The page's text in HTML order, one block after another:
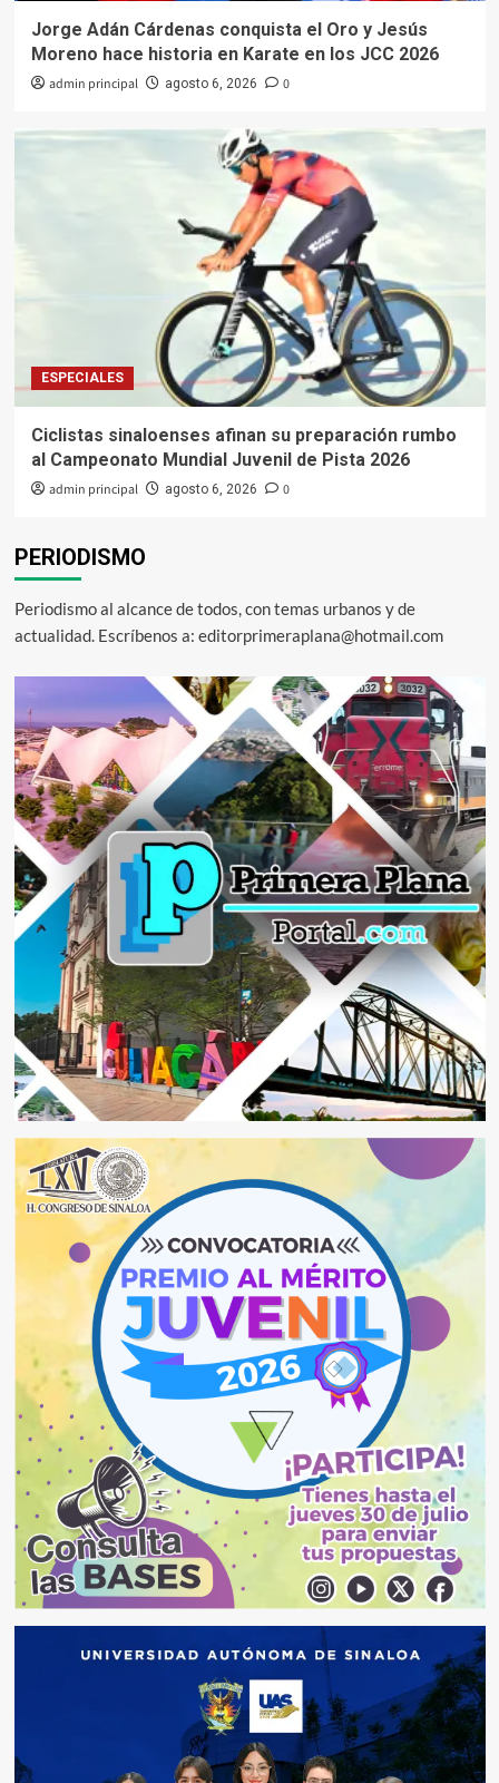
Jorge Adán Cárdenas conquista el Oro y Jesús
Moreno hace historia en Karate en los JCC 2026
admin principal agosto 6, 2026 0
ESPECIALES
Ciclistas sinaloenses afinan su preparación rumbo
al Campeonato Mundial Juvenil de Pista 2026
admin principal agosto 6, 2026 0
PERIODISMO
Periodismo al alcance de todos, con temas urbanos y de
actualidad. Escríbenos a: editorprimeraplana@hotmail.com